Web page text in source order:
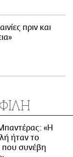
πριν και
«Η
ήταν το
που συνέβη